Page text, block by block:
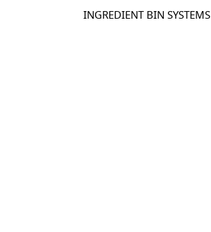
INGREDIENT BIN SYSTEMS